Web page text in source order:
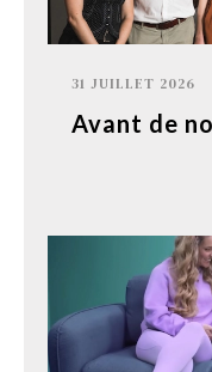
31 JUILLET 2026
Avant de